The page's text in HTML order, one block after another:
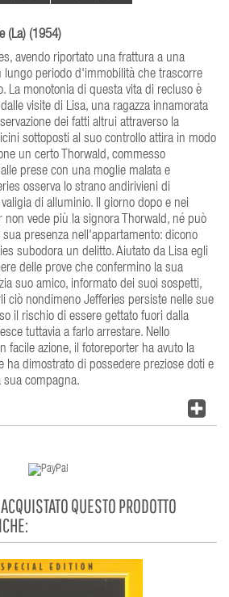
(La) (1954)
avendo riportato una frattura a una
lungo periodo d'immobilità che trascorre
La monotonia di questa vita di recluso è
visite di Lisa, una ragazza innamorata
dei fatti altrui attraverso la
sottoposti al suo controllo attira in modo
un certo Thorwald, commesso
prese con una moglie malata e
osserva lo strano andirivieni di
di alluminio. Il giorno dopo e nei
vede più la signora Thorwald, né può
presenza nell'appartamento: dicono
subodora un delitto. Aiutato da Lisa egli
delle prove che confermino la sua
suo amico, informato dei suoi sospetti,
ciò nondimeno Jefferies persiste nelle sue
il rischio di essere gettato fuori dalla
tuttavia a farlo arrestare. Nello
facile azione, il fotoreporter ha avuto la
ha dimostrato di possedere preziose doti e
compagna.
QUESTO PRODOTTO